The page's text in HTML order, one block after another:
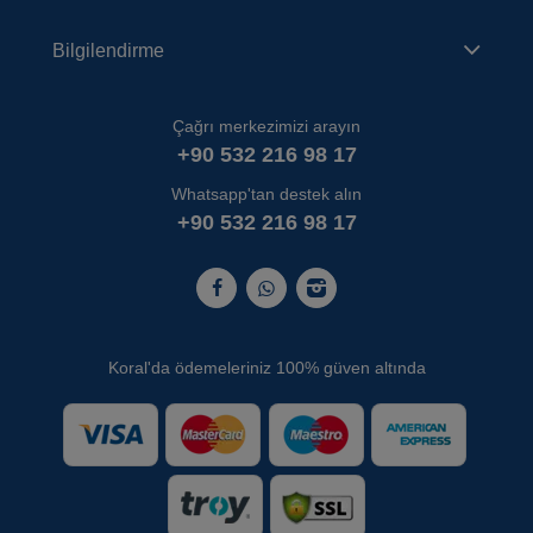
Bilgilendirme
Çağrı merkezimizi arayın
+90 532 216 98 17
Whatsapp'tan destek alın
+90 532 216 98 17
Koral'da ödemeleriniz 100% güven altında